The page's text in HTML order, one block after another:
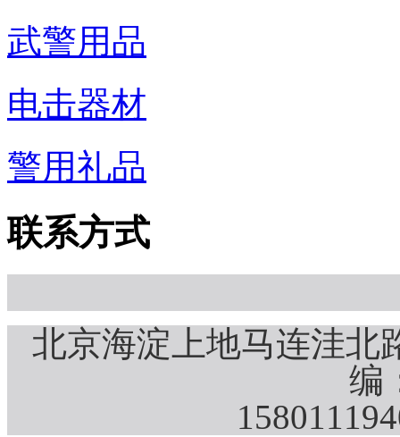
武警用品
电击器材
警用礼品
联系方式
北京海淀上地马连洼北
编